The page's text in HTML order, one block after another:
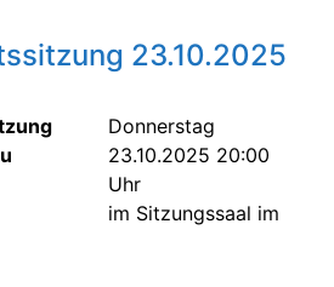
23.10.2025
Donnerstag
23.10.2025 20:00
Uhr
im Sitzungssaal im